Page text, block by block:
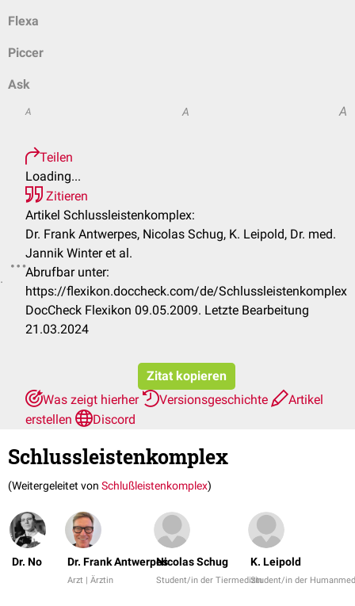
Flexa
Piccer
Ask
A A A
Teilen
Loading...
Zitieren
Artikel Schlussleistenkomplex:
Dr. Frank Antwerpes, Nicolas Schug, K. Leipold, Dr. med.
Jannik Winter et al.
Abrufbar unter:
https://flexikon.doccheck.com/de/Schlussleistenkomplex
DocCheck Flexikon 09.05.2009. Letzte Bearbeitung
21.03.2024
Zitat kopieren
Was zeigt hierher
Versionsgeschichte
Artikel
erstellen
Discord
Schlussleistenkomplex
(Weitergeleitet von Schlußleistenkomplex)
Dr. No Dr. Frank Antwerpes
Arzt | Ärztin
Nicolas Schug
Student/in der Tiermedizin
K. Leipold
Student/in der